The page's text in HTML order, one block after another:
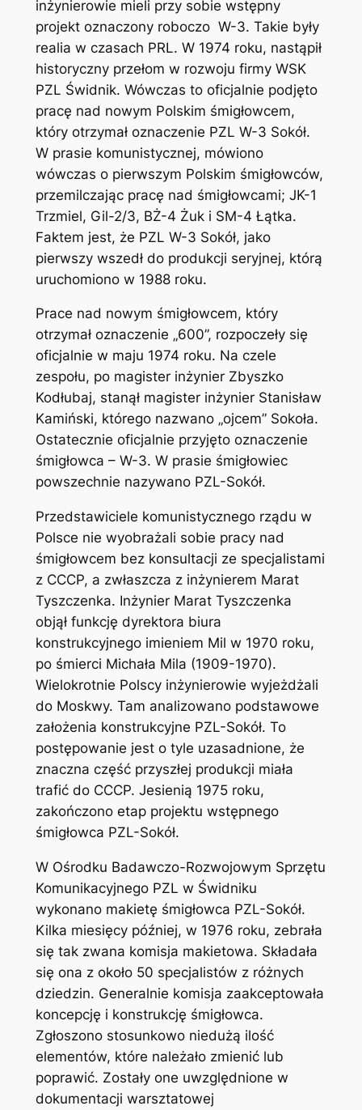
inżynierowie mieli przy sobie wstępny
projekt oznaczony roboczo W-3. Takie były
realia w czasach PRL. W 1974 roku, nastąpił
historyczny przełom w rozwoju firmy WSK
PZL Świdnik. Wówczas to oficjalnie podjęto
pracę nad nowym Polskim śmigłowcem,
który otrzymał oznaczenie PZL W-3 Sokół.
W prasie komunistycznej, mówiono
wówczas o pierwszym Polskim śmigłowców,
przemilczając pracę nad śmigłowcami; JK-1
Trzmiel, Gil-2/3, BŻ-4 Żuk i SM-4 Łątka.
Faktem jest, że PZL W-3 Sokół, jako
pierwszy wszedł do produkcji seryjnej, którą
uruchomiono w 1988 roku.
Prace nad nowym śmigłowcem, który
otrzymał oznaczenie „600”, rozpoczeły się
oficjalnie w maju 1974 roku. Na czele
zespołu, po magister inżynier Zbyszko
Kodłubaj, stanął magister inżynier Stanisław
Kamiński, którego nazwano „ojcem” Sokoła.
Ostatecznie oficjalnie przyjęto oznaczenie
śmigłowca – W-3. W prasie śmigłowiec
powszechnie nazywano PZL-Sokół.
Przedstawiciele komunistycznego rządu w
Polsce nie wyobrażali sobie pracy nad
śmigłowcem bez konsultacji ze specjalistami
z CCCP, a zwłaszcza z inżynierem Marat
Tyszczenka. Inżynier Marat Tyszczenka
objął funkcję dyrektora biura
konstrukcyjnego imieniem Mil w 1970 roku,
po śmierci Michała Mila (1909-1970).
Wielokrotnie Polscy inżynierowie wyjeżdżali
do Moskwy. Tam analizowano podstawowe
założenia konstrukcyjne PZL-Sokół. To
postępowanie jest o tyle uzasadnione, że
znaczna część przyszłej produkcji miała
trafić do CCCP. Jesienią 1975 roku,
zakończono etap projektu wstępnego
śmigłowca PZL-Sokół.
W Ośrodku Badawczo-Rozwojowym Sprzętu
Komunikacyjnego PZL w Świdniku
wykonano makietę śmigłowca PZL-Sokół.
Kilka miesięcy później, w 1976 roku, zebrała
się tak zwana komisja makietowa. Składała
się ona z około 50 specjalistów z różnych
dziedzin. Generalnie komisja zaakceptowała
koncepcję i konstrukcję śmigłowca.
Zgłoszono stosunkowo niedużą ilość
elementów, które należało zmienić lub
poprawić. Zostały one uwzględnione w
dokumentacji warsztatowej